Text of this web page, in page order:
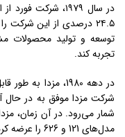
در سال ۱۹۷۹، شرکت
۲۴.۵ درصدی از این
توسعه و تولید محصولات
تجربه کند.
در دهه 1980، مزدا
شرکت مزدا موفق به در حال
شمار می‌رود. در آن زمان،
مدل‌های 121 و 626 را عرضه کرد.